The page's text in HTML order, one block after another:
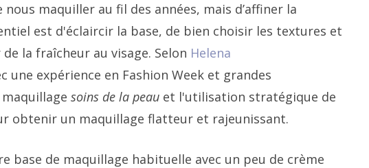
maquiller au fil des années, mais d’affiner la
est d'éclaircir la base, de bien choisir les textures et
la fraîcheur au visage. Selon Helena
une expérience en Fashion Week et grandes
soins de la peau et l'utilisation stratégique de
obtenir un maquillage flatteur et rajeunissant.
base de maquillage habituelle avec un peu de crème